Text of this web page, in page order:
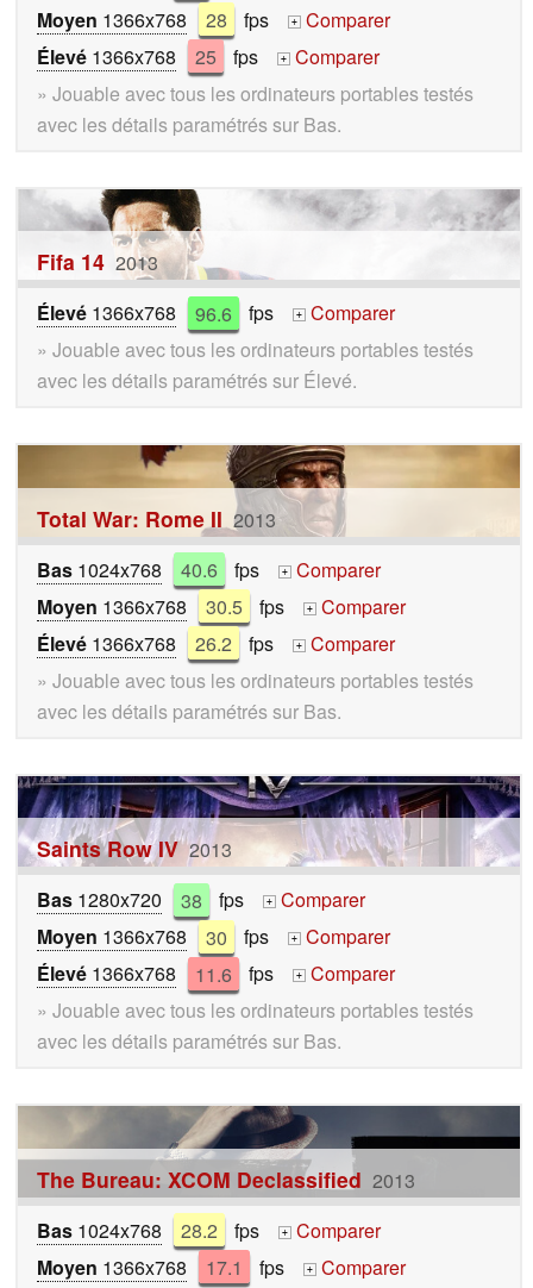
Moyen 1366x768 28 fps +
Comparer
Élevé 1366x768 25 fps +
Comparer
» Jouable avec tous les ordinateurs portables testés
avec les détails paramétrés sur Bas.
Fifa 14 2013
Élevé 1366x768 96.6 fps +
Comparer
» Jouable avec tous les ordinateurs portables testés
avec les détails paramétrés sur Élevé.
Total War: Rome II 2013
Bas 1024x768 40.6 fps +
Comparer
Moyen 1366x768 30.5 fps +
Comparer
Élevé 1366x768 26.2 fps +
Comparer
» Jouable avec tous les ordinateurs portables testés
avec les détails paramétrés sur Bas.
Saints Row IV 2013
Bas 1280x720 38 fps +
Comparer
Moyen 1366x768 30 fps +
Comparer
Élevé 1366x768 11.6 fps +
Comparer
» Jouable avec tous les ordinateurs portables testés
avec les détails paramétrés sur Bas.
The Bureau: XCOM Declassified 2013
Bas 1024x768 28.2 fps +
Comparer
Moyen 1366x768 17.1 fps +
Comparer